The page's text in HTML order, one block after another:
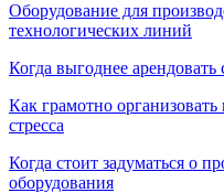
Оборудование для
технологических линий
Когда выгоднее
Как грамотно
стресса
Когда стоит задуматься о
оборудования